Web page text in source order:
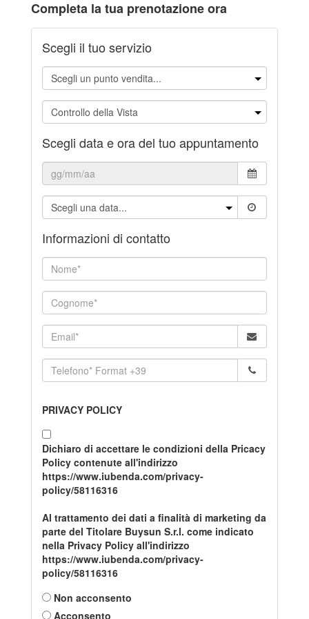
Completa la tua prenotazione ora
Scegli il tuo servizio
Scegli data e ora del tuo appuntamento
Informazioni di contatto
PRIVACY POLICY
Dichiaro di accettare le condizioni della Pricacy
Policy contenute all'indirizzo
https://www.iubenda.com/privacy-
policy/58116316
Al trattamento dei dati a finalità di marketing da
parte del Titolare Buysun S.r.l. come indicato
nella Privacy Policy all'indirizzo
https://www.iubenda.com/privacy-
policy/58116316
Non acconsento
Acconsento